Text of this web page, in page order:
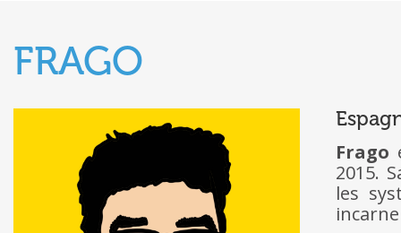
FRAGO
Frago
2015.
les